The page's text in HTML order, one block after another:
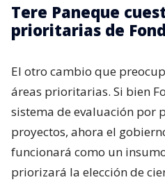
Tere Paneque
prioritarias de
El otro cambio que
áreas prioritarias. Si bien
sistema de evaluación por
proyectos, ahora el
funcionará como un
priorizará la elección de